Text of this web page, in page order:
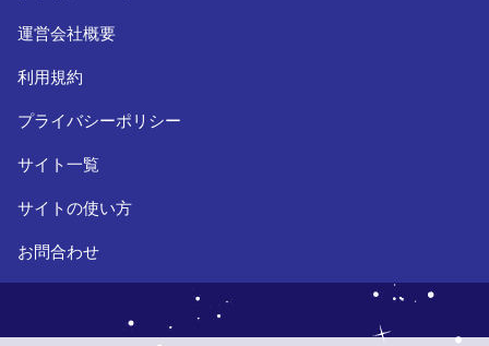
運営会社概要
利用規約
プライバシーポリシー
サイト一覧
サイトの使い方
お問合わせ